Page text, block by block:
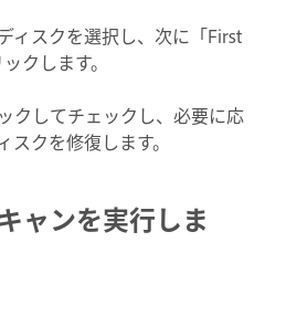
ィスクを選択し、次に「First
クします。
クしてチェックし、必要に応
スクを修復します。
ャンを実行しま